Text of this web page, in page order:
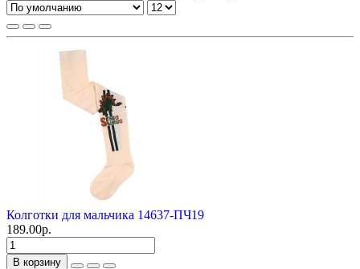
Колготки для мальчика 14637-ПЧ19
189.00р.
В корзину